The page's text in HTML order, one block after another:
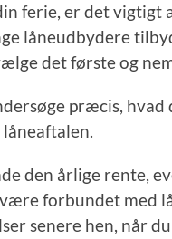
ferie, er det
låneudbydere
det første og
præcis, hvad
den årlige rente,
forbundet med
senere hen, når